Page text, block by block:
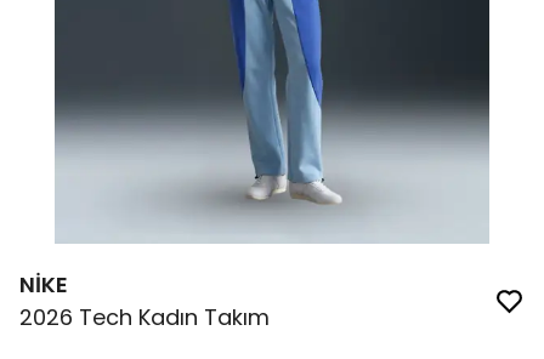
NİKE
2026 Tech Kadın Takım